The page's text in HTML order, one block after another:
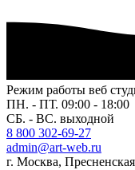
Режим работы веб
ПН. - ПТ. 09:00 - 18:00
СБ. - ВС. выходной
8 800 302-69-27
admin@art-web.ru
г. Москва,